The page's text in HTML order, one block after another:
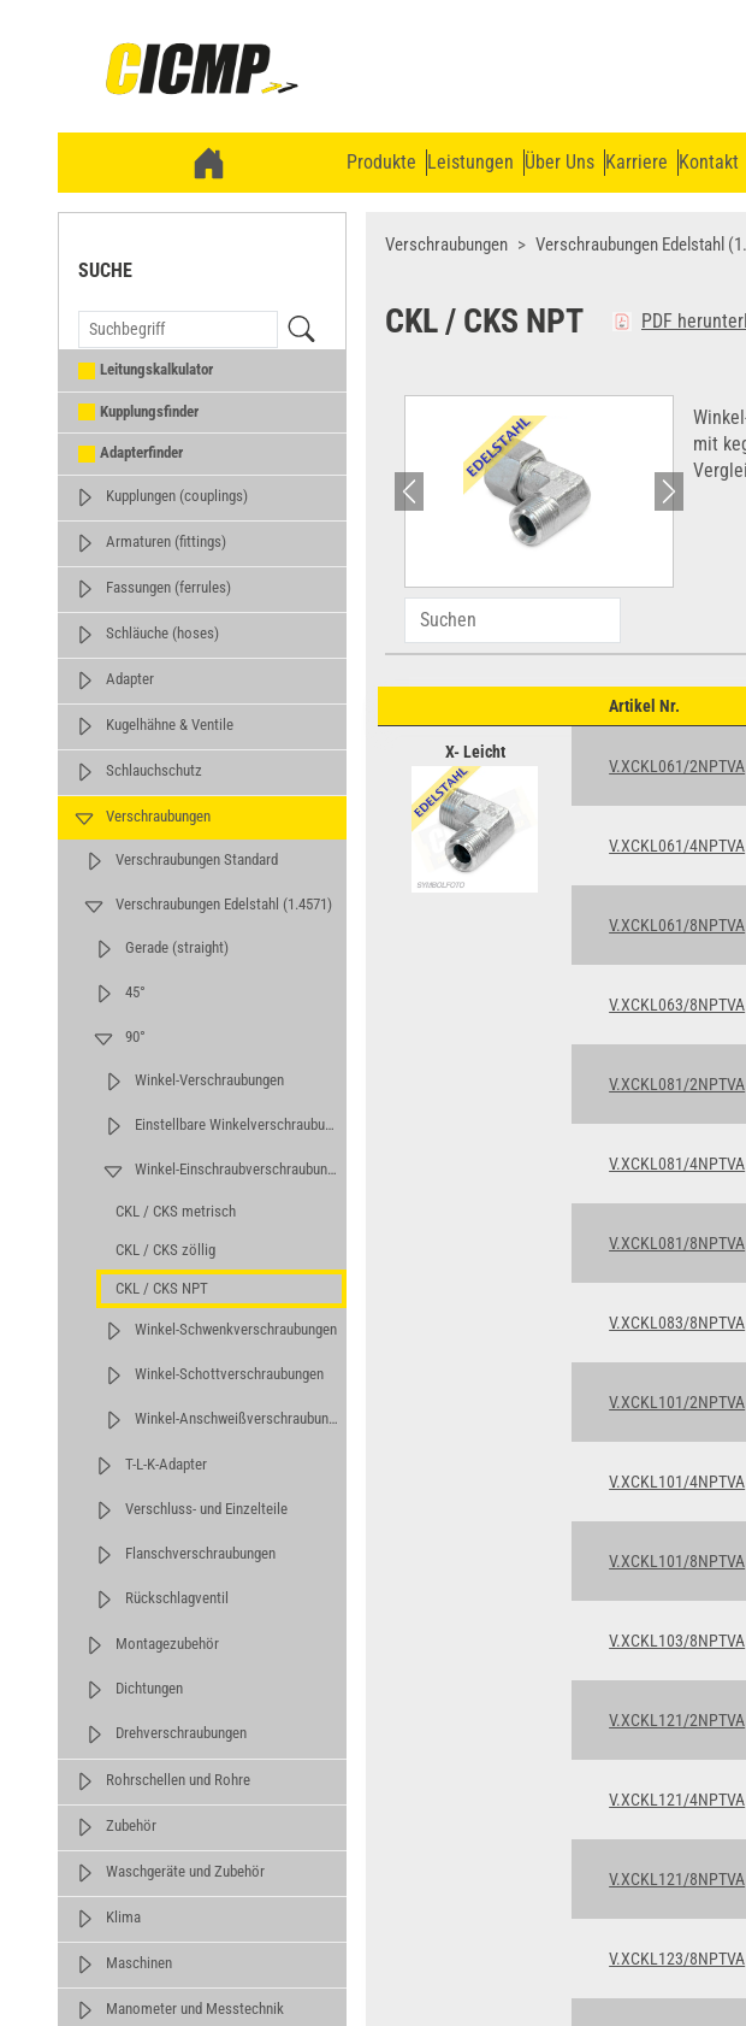
Produkte Leistungen Über Uns Karriere Kontakt
SUCHE
Leitungskalkulator
Kupplungsfinder
Adapterfinder
Kupplungen (couplings)
Armaturen (fittings)
Fassungen (ferrules)
Schläuche (hoses)
Adapter
Kugelhähne & Ventile
Schlauchschutz
Verschraubungen
Verschraubungen Standard
Verschraubungen Edelstahl (1.4571)
Gerade (straight)
45°
90°
Winkel-Verschraubungen
Einstellbare Winkelverschraubungen
Winkel-Einschraubverschraubungen
CKL / CKS metrisch
CKL / CKS zöllig
CKL / CKS NPT
Winkel-Schwenkverschraubungen
Winkel-Schottverschraubungen
Winkel-Anschweißverschraubungen
T-L-K-Adapter
Verschluss- und Einzelteile
Flanschverschraubungen
Rückschlagventil
Montagezubehör
Dichtungen
Drehverschraubungen
Rohrschellen und Rohre
Zubehör
Waschgeräte und Zubehör
Klima
Maschinen
Manometer und Messtechnik
Verschraubungen Verschraubungen Edelstahl
CKL / CKS NPT PDF
mit
Artikel Nr.
X- Leicht
V.XCKL061/2NPTVA
V.XCKL061/4NPTVA
V.XCKL061/8NPTVA
V.XCKL063/8NPTVA
V.XCKL081/2NPTVA
V.XCKL081/4NPTVA
V.XCKL081/8NPTVA
V.XCKL083/8NPTVA
V.XCKL101/2NPTVA
V.XCKL101/4NPTVA
V.XCKL101/8NPTVA
V.XCKL103/8NPTVA
V.XCKL121/2NPTVA
V.XCKL121/4NPTVA
V.XCKL121/8NPTVA
V.XCKL123/8NPTVA